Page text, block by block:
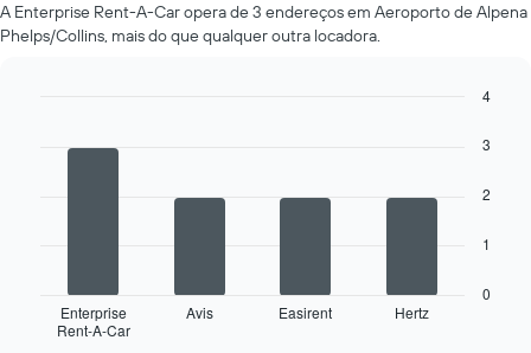
A Enterprise Rent-A-Car opera de 3 endereços em Aeroporto de Alpena
Phelps/Collins, mais do que qualquer outra locadora.
seguir
exibe
Enterprise
Rent-A-Car
Avis Easirent Hertz
0
1
2
3
4